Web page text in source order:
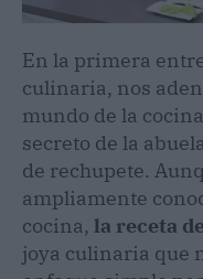
En la primera
culinaria, nos
mundo de la
secreto de la
de rechupete.
ampliamente
cocina, la receta
joya culinaria que